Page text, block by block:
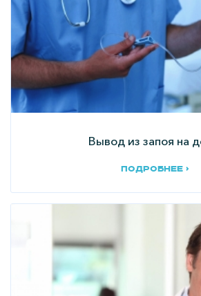
Вывод из запоя на
подробнее ›